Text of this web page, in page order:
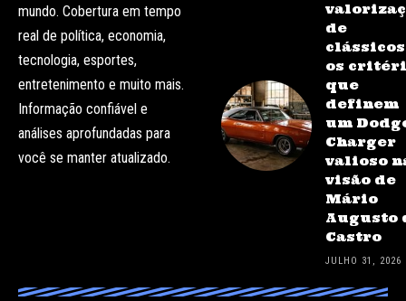
mundo. Cobertura em tempo
real de política, economia,
tecnologia, esportes,
entretenimento e muito mais.
Informação confiável e
análises aprofundadas para
você se manter atualizado.
de
clássicos
os
que
definem
um
Charger
valioso
visão de
Mário
Augusto
Castro
JULHO 31, 2026